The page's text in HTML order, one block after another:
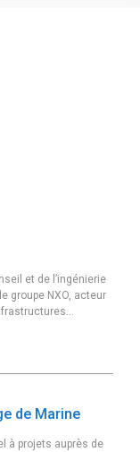
et de l’ingénierie
groupe NXO, acteur
ses
de Marine
à projets auprès de